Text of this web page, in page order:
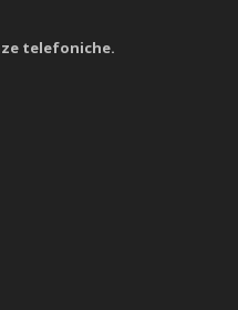
telefoniche.